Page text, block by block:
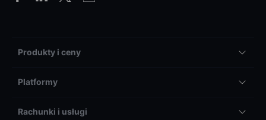
Produkty i ceny
Platformy
Rachunki i usługi